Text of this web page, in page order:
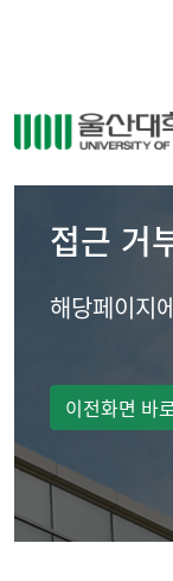
접근 거
해당페이지
이전화면 바